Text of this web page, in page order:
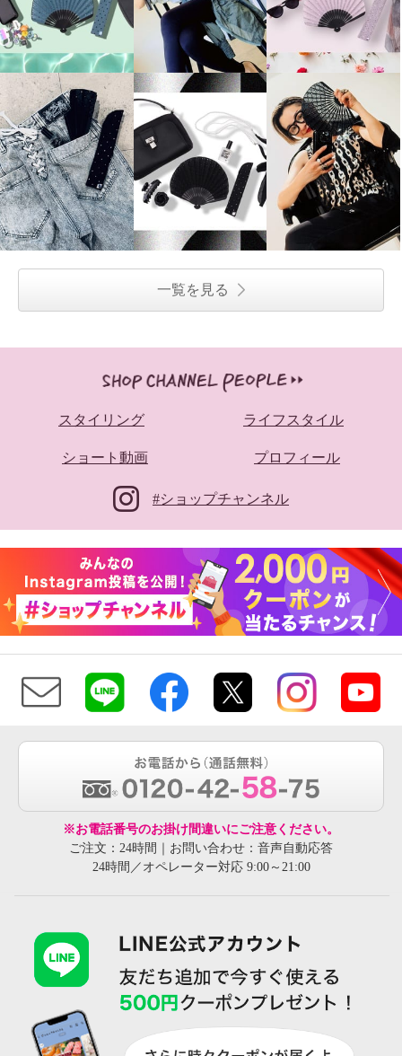
一覧を見る
スタイリング ライフスタイル
ショート動画 プロフィール
#ショップチャンネル
※お電話番号のお掛け間違いにご注意ください。
ご注文：24時間｜お問い合わせ：音声自動応答
24時間／オペレーター対応 9:00～21:00